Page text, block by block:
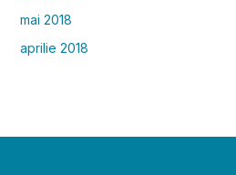
mai 2018
aprilie 2018